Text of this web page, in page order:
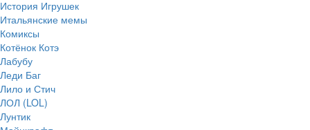
История Игрушек
Итальянские мемы
Комиксы
Котёнок Котэ
Лабубу
Леди Баг
Лило и Стич
ЛОЛ (LOL)
Лунтик